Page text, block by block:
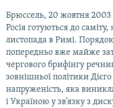
ФОТО
СПЕЦПРОЄКТИ
ПОДКАСТИ
РУС
Брюссель, 20 жовтня
Росія готуються до саміту,
листопада в Римі.
попередньо вже майже
чергового брифінгу
зовнішньої політики
напруженість, яка
і Україною у зв’язку з